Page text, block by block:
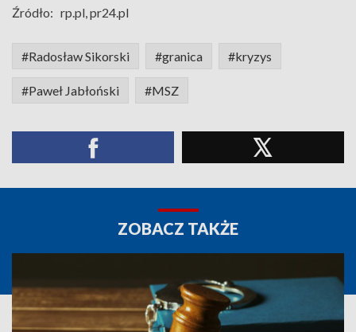
Źródło: rp.pl, pr24.pl
#Radosław Sikorski #granica #kryzys
#Paweł Jabłoński #MSZ
ZOBACZ TAKŻE